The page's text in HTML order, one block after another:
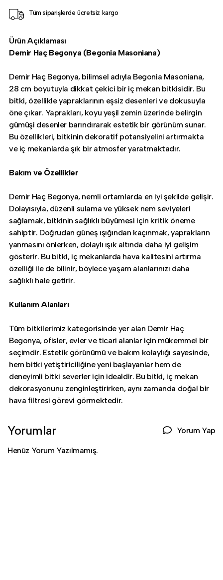
Tüm siparişlerde ücretsiz kargo
Ürün Açıklaması
Demir Haç Begonya (Begonia Masoniana)
Demir Haç Begonya, bilimsel adıyla Begonia Masoniana,
28 cm boyutuyla dikkat çekici bir iç mekan bitkisidir. Bu
bitki, özellikle yapraklarının eşsiz desenleri ve dokusuyla
öne çıkar. Yaprakları, koyu yeşil zemin üzerinde belirgin
gümüşi desenler barındırarak estetik bir görünüm sunar.
Bu özellikleri, bitkinin dekoratif potansiyelini artırmakta
ve iç mekanlarda şık bir atmosfer yaratmaktadır.
Bakım ve Özellikler
Demir Haç Begonya, nemli ortamlarda en iyi şekilde gelişir.
Dolayısıyla, düzenli sulama ve yüksek nem seviyeleri
sağlamak, bitkinin sağlıklı büyümesi için kritik öneme
sahiptir. Doğrudan güneş ışığından kaçınmak, yaprakların
yanmasını önlerken, dolaylı ışık altında daha iyi gelişim
gösterir. Bu bitki, iç mekanlarda hava kalitesini artırma
özelliği ile de bilinir, böylece yaşam alanlarınızı daha
sağlıklı hale getirir.
Kullanım Alanları
Tüm bitkilerimiz kategorisinde yer alan Demir Haç
Begonya, ofisler, evler ve ticari alanlar için mükemmel bir
seçimdir. Estetik görünümü ve bakım kolaylığı sayesinde,
hem bitki yetiştiriciliğine yeni başlayanlar hem de
deneyimli bitki severler için idealdir. Bu bitki, iç mekan
dekorasyonunu zenginleştirirken, aynı zamanda doğal bir
hava filtresi görevi görmektedir.
Yorumlar Yorum Yap
Henüz Yorum Yazılmamış.